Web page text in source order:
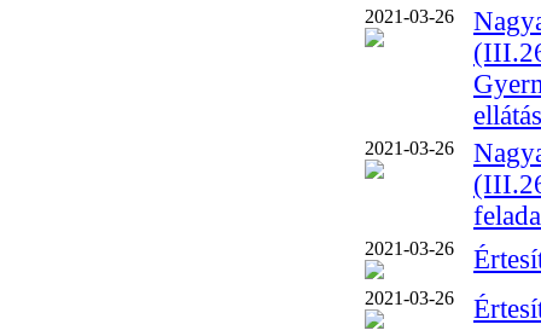
2021-03-26
2021-03-26
2021-03-26
2021-03-26